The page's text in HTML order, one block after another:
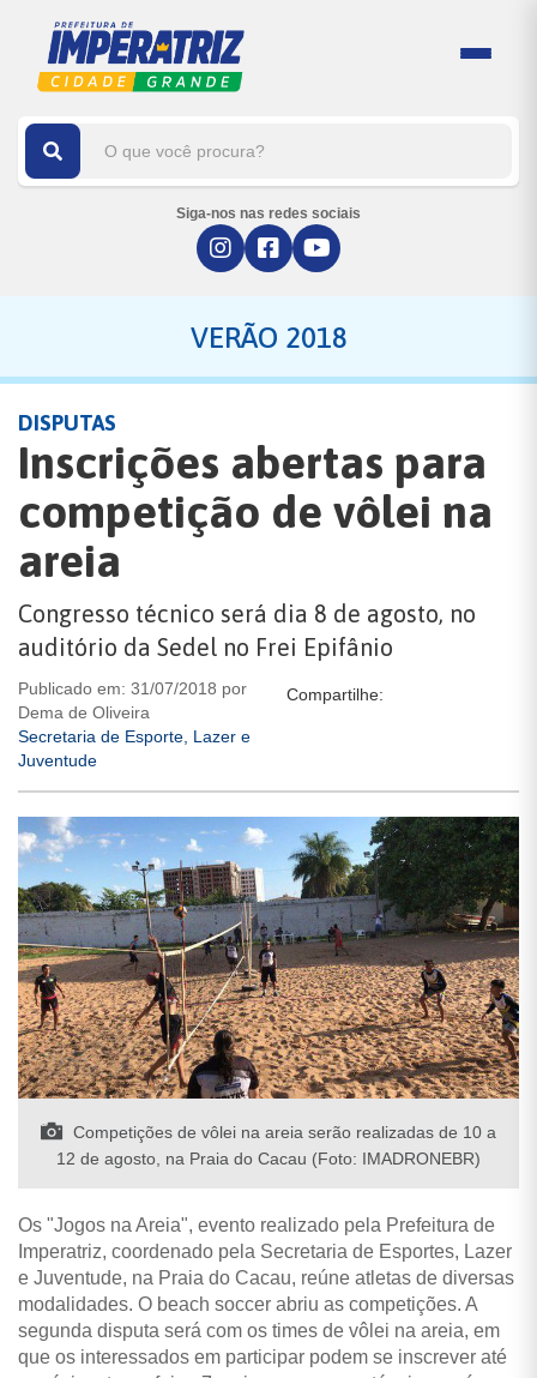
Siga-nos nas redes sociais
VERÃO 2018
DISPUTAS
Inscrições abertas para
competição de vôlei na
areia
Congresso técnico será dia 8 de agosto, no
auditório da Sedel no Frei Epifânio
Publicado em: 31/07/2018 por
Dema de Oliveira
Secretaria de Esporte, Lazer e
Juventude
Compartilhe:
Competições de vôlei na areia serão realizadas de 10 a
12 de agosto, na Praia do Cacau (Foto: IMADRONEBR)
Os "Jogos na Areia", evento realizado pela Prefeitura de
Imperatriz, coordenado pela Secretaria de Esportes, Lazer
e Juventude, na Praia do Cacau, reúne atletas de diversas
modalidades. O beach soccer abriu as competições. A
segunda disputa será com os times de vôlei na areia, em
que os interessados em participar podem se inscrever até